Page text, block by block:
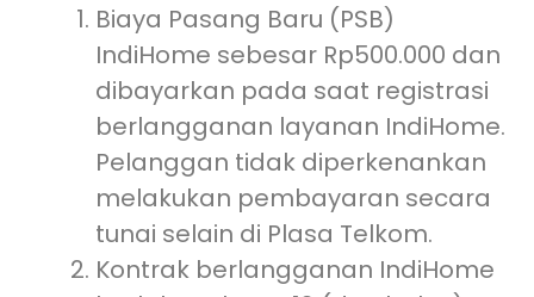
Biaya Pasang Baru (PSB)
IndiHome sebesar Rp500.000 dan
dibayarkan pada saat registrasi
berlangganan layanan IndiHome.
Pelanggan tidak diperkenankan
melakukan pembayaran secara
tunai selain di Plasa Telkom.
Kontrak berlangganan IndiHome